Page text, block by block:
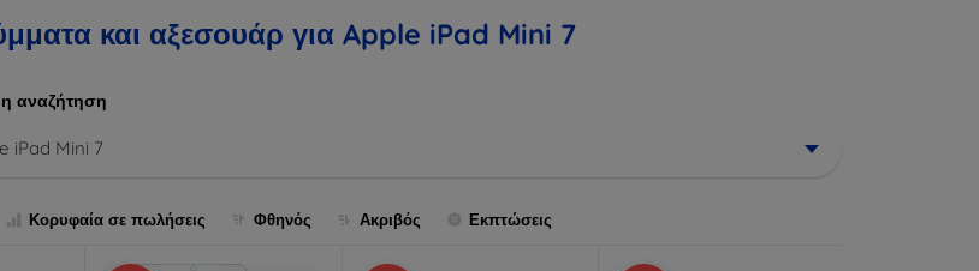
και αξεσουάρ για Apple iPad Mini 7
αναζήτηση
iPad Mini 7
Κορυφαία σε πωλήσεις Φθηνός Ακριβός Εκπτώσεις